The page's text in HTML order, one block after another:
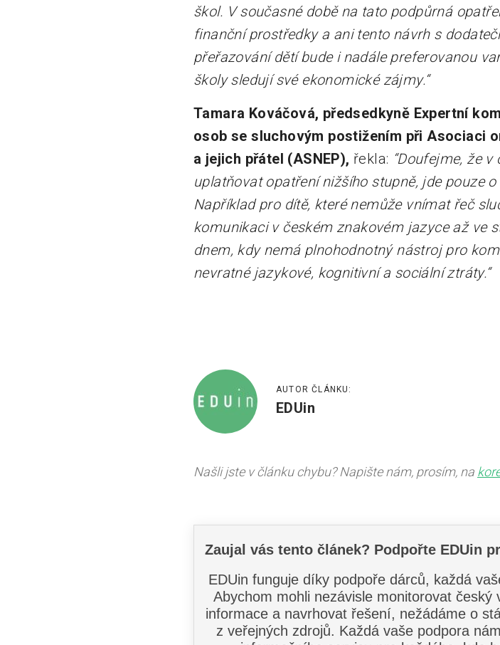
škol. V současné době na tato podpůrná
finanční prostředky a ani tento návrh s
přeřazování dětí bude i nadále preferovanou
školy sledují své ekonomické zájmy.“
Tamara Kováčová, předsedkyně Expertní
osob se sluchovým postižením při Asociaci
a jejich přátel (ASNEP), řekla: “Doufejme, že v
uplatňovat opatření nižšího stupně, jde pouze
Například pro dítě, které nemůže vnímat řeč
komunikaci v českém znakovém jazyce až ve
dnem, kdy nemá plnohodnotný nástroj pro
nevratné jazykové, kognitivní a sociální ztráty.“
AUTOR ČLÁNKU:
EDUin
Našli jste v článku chybu? Napište nám, prosím, na